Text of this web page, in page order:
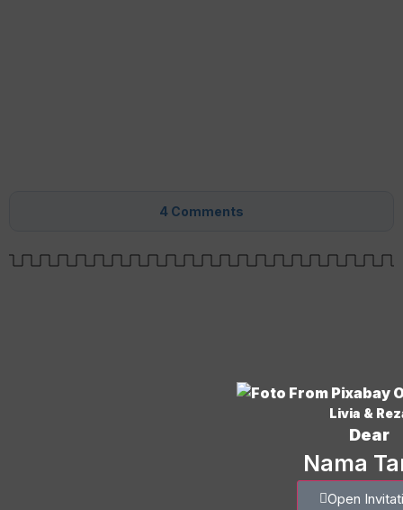
4 Comments
Livia &
Dear
Nama
Open